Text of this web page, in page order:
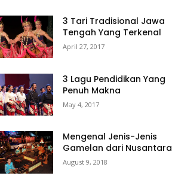
3 Tari Tradisional Jawa
Tengah Yang Terkenal
April 27, 2017
3 Lagu Pendidikan Yang
Penuh Makna
May 4, 2017
Mengenal Jenis-Jenis
Gamelan dari Nusantara
August 9, 2018